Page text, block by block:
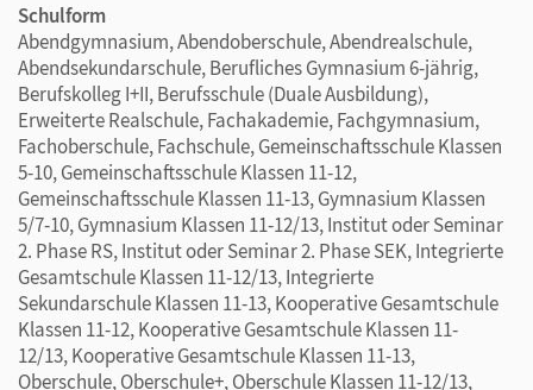
Schulform
Abendgymnasium, Abendoberschule, Abendrealschule,
Abendsekundarschule, Berufliches Gymnasium 6-jährig,
Berufskolleg I+II, Berufsschule (Duale Ausbildung),
Erweiterte Realschule, Fachakademie, Fachgymnasium,
Fachoberschule, Fachschule, Gemeinschaftsschule Klassen
5-10, Gemeinschaftsschule Klassen 11-12,
Gemeinschaftsschule Klassen 11-13, Gymnasium Klassen
5/7-10, Gymnasium Klassen 11-12/13, Institut oder Seminar
2. Phase RS, Institut oder Seminar 2. Phase SEK, Integrierte
Gesamtschule Klassen 11-12/13, Integrierte
Sekundarschule Klassen 11-13, Kooperative Gesamtschule
Klassen 11-12, Kooperative Gesamtschule Klassen 11-
12/13, Kooperative Gesamtschule Klassen 11-13,
Oberschule, Oberschule+, Oberschule Klassen 11-12/13,